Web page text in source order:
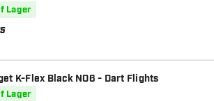
(MM)
Lager
K-Flex Black NO6 - Dart Flights
Lager